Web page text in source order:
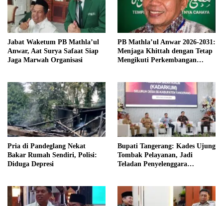
Jabat Waketum PB Mathla’ul
Anwar, Aat Surya Safaat Siap
Jaga Marwah Organisasi
PB Mathla’ul Anwar 2026-2031:
Menjaga Khittah dengan Tetap
Mengikuti Perkembangan
Pria di Pandeglang Nekat
Bakar Rumah Sendiri, Polisi:
Diduga Depresi
Bupati Tangerang: Kades Ujung
Tombak Pelayanan, Jadi
Teladan Penyelenggara